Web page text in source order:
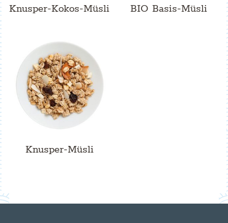
Knusper-Kokos-Müsli BIO Basis-Müsli
Knusper-Müsli